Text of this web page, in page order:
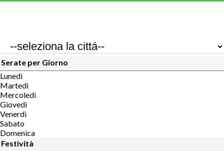
Serate per Giorno
Lunedì
Martedì
Mercoledì
Giovedì
Venerdì
Sabato
Domenica
Festività